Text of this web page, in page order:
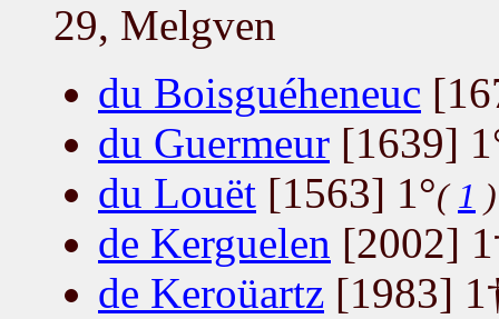
29, Melgven
du Boisguéheneuc
du Guermeur [1639]
du Louët [1563] 1°( 1 )
de Kerguelen [2002]
de Keroüartz [1983]